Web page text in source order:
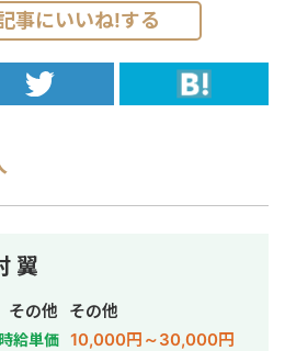
事にいいね!する
翼
その他 その他
給単価 10,000円～30,000円